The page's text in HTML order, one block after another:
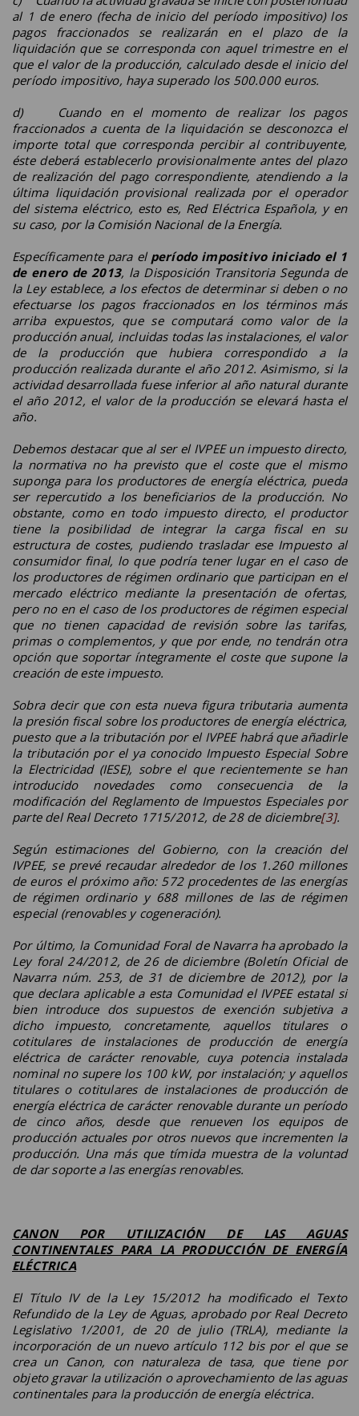
al 1 de enero (fecha de inicio del período impositivo) los
pagos fraccionados se realizarán en el plazo de la
liquidación que se corresponda con aquel trimestre en el
que el valor de la producción, calculado desde el inicio del
período impositivo, haya superado los 500.000 euros.
d) Cuando en el momento de realizar los pagos
fraccionados a cuenta de la liquidación se desconozca el
importe total que corresponda percibir al contribuyente,
éste deberá establecerlo provisionalmente antes del plazo
de realización del pago correspondiente, atendiendo a la
última liquidación provisional realizada por el operador
del sistema eléctrico, esto es, Red Eléctrica Española, y en
su caso, por la Comisión Nacional de la Energía.
Específicamente para el período impositivo iniciado el 1
de enero de 2013, la Disposición Transitoria Segunda de
la Ley establece, a los efectos de determinar si deben o no
efectuarse los pagos fraccionados en los términos más
arriba expuestos, que se computará como valor de la
producción anual, incluidas todas las instalaciones, el valor
de la producción que hubiera correspondido a la
producción realizada durante el año 2012. Asimismo, si la
actividad desarrollada fuese inferior al año natural durante
el año 2012, el valor de la producción se elevará hasta el
año.
Debemos destacar que al ser el IVPEE un impuesto directo,
la normativa no ha previsto que el coste que el mismo
suponga para los productores de energía eléctrica, pueda
ser repercutido a los beneficiarios de la producción. No
obstante, como en todo impuesto directo, el productor
tiene la posibilidad de integrar la carga fiscal en su
estructura de costes, pudiendo trasladar ese Impuesto al
consumidor final, lo que podría tener lugar en el caso de
los productores de régimen ordinario que participan en el
mercado eléctrico mediante la presentación de ofertas,
pero no en el caso de los productores de régimen especial
que no tienen capacidad de revisión sobre las tarifas,
primas o complementos, y que por ende, no tendrán otra
opción que soportar íntegramente el coste que supone la
creación de este impuesto.
Sobra decir que con esta nueva figura tributaria aumenta
la presión fiscal sobre los productores de energía eléctrica,
puesto que a la tributación por el IVPEE habrá que añadirle
la tributación por el ya conocido Impuesto Especial Sobre
la Electricidad (IESE), sobre el que recientemente se han
introducido novedades como consecuencia de la
modificación del Reglamento de Impuestos Especiales por
parte del Real Decreto 1715/2012, de 28 de diciembre[3].
Según estimaciones del Gobierno, con la creación del
IVPEE, se prevé recaudar alrededor de los 1.260 millones
de euros el próximo año: 572 procedentes de las energías
de régimen ordinario y 688 millones de las de régimen
especial (renovables y cogeneración).
Por último, la Comunidad Foral de Navarra ha aprobado la
Ley foral 24/2012, de 26 de diciembre (Boletín Oficial de
Navarra núm. 253, de 31 de diciembre de 2012), por la
que declara aplicable a esta Comunidad el IVPEE estatal si
bien introduce dos supuestos de exención subjetiva a
dicho impuesto, concretamente, aquellos titulares o
cotitulares de instalaciones de producción de energía
eléctrica de carácter renovable, cuya potencia instalada
nominal no supere los 100 kW, por instalación; y aquellos
titulares o cotitulares de instalaciones de producción de
energía eléctrica de carácter renovable durante un período
de cinco años, desde que renueven los equipos de
producción actuales por otros nuevos que incrementen la
producción. Una más que tímida muestra de la voluntad
de dar soporte a las energías renovables.
CANON POR UTILIZACIÓN DE LAS AGUAS
CONTINENTALES PARA LA PRODUCCIÓN DE ENERGÍA
ELÉCTRICA
El Título IV de la Ley 15/2012 ha modificado el Texto
Refundido de la Ley de Aguas, aprobado por Real Decreto
Legislativo 1/2001, de 20 de julio (TRLA), mediante la
incorporación de un nuevo artículo 112 bis por el que se
crea un Canon, con naturaleza de tasa, que tiene por
objeto gravar la utilización o aprovechamiento de las aguas
continentales para la producción de energía eléctrica.